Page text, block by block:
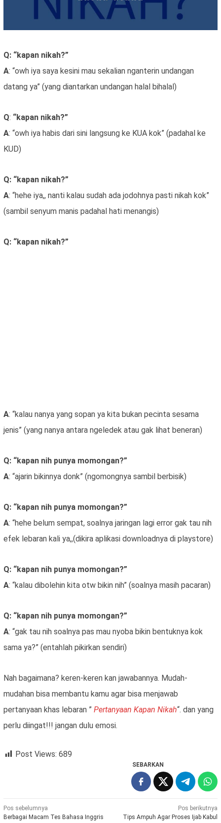
Q: “kapan nikah?”
A: “owh iya saya kesini mau sekalian nganterin undangan
datang ya” (yang diantarkan undangan halal bihalal)
Q: “kapan nikah?”
A: “owh iya habis dari sini langsung ke KUA kok” (padahal ke
KUD)
Q: “kapan nikah?”
A: “hehe iya,, nanti kalau sudah ada jodohnya pasti nikah kok”
(sambil senyum manis padahal hati menangis)
Q: “kapan nikah?”
A: “kalau nanya yang sopan ya kita bukan pecinta sesama
jenis” (yang nanya antara ngeledek atau gak lihat beneran)
Q: “kapan nih punya momongan?”
A: “ajarin bikinnya donk” (ngomongnya sambil berbisik)
Q: “kapan nih punya momongan?”
A: “hehe belum sempat, soalnya jaringan lagi error gak tau nih
efek lebaran kali ya,,(dikira aplikasi downloadnya di playstore)
Q: “kapan nih punya momongan?”
A: “kalau dibolehin kita otw bikin nih” (soalnya masih pacaran)
Q: “kapan nih punya momongan?”
A: “gak tau nih soalnya pas mau nyoba bikin bentuknya kok
sama ya?” (entahlah pikirkan sendiri)
Nah bagaimana? keren-keren kan jawabannya. Mudah-
mudahan bisa membantu kamu agar bisa menjawab
pertanyaan khas lebaran ” Pertanyaan Kapan Nikah“. dan yang
perlu diingat!!! jangan dulu emosi.
Post Views: 689
SEBARKAN
Navigasi
Pos sebelumnya
Berbagai Macam Tes Bahasa Inggris
Pos berikutnya
Tips Ampuh Agar Proses Ijab Kabul